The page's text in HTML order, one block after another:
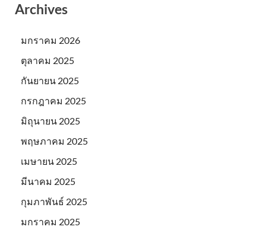
Archives
มกราคม 2026
ตุลาคม 2025
กันยายน 2025
กรกฎาคม 2025
มิถุนายน 2025
พฤษภาคม 2025
เมษายน 2025
มีนาคม 2025
กุมภาพันธ์ 2025
มกราคม 2025